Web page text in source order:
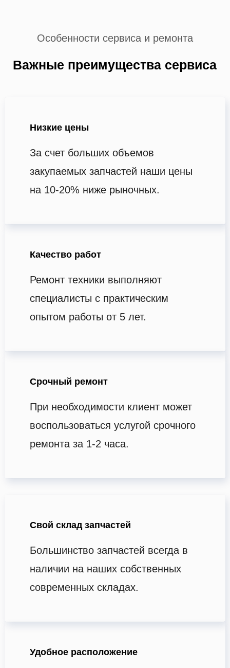
Особенности сервиса и ремонта
Важные преимущества сервиса
Низкие цены
За счет больших объемов
закупаемых запчастей наши цены
на 10-20% ниже рыночных.
Качество работ
Ремонт техники выполняют
специалисты с практическим
опытом работы от 5 лет.
Срочный ремонт
При необходимости клиент может
воспользоваться услугой срочного
ремонта за 1-2 часа.
Свой склад запчастей
Большинство запчастей всегда в
наличии на наших собственных
современных складах.
Удобное расположение